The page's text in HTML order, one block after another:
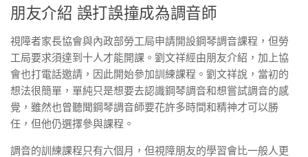
朋友介紹 誤打誤撞成為調音師
視障者家長協會與內政部勞工局申請開設鋼琴調音課程，但勞
工局要求須達到十人才能開課。劉文祥經由朋友介紹，加上協
會也打電話邀請，因此開始參加訓練課程。劉文祥說，當初的
想法很簡單，單純只是想要去認識鋼琴調音和想嘗試調音的感
覺，雖然也曾聽聞鋼琴調音師要花許多時間和精神才可以勝
任，但他仍選擇參與課程。
調音的訓練課程只有六個月，但視障朋友的學習會比一般人更